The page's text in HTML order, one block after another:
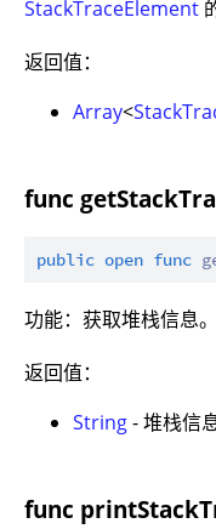
StackTraceElement
返回值：
Array<
func
public open func
功能：获取堆栈信息。
返回值：
String- 堆栈信息
func